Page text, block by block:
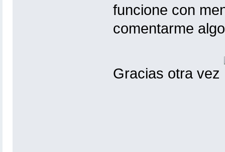
funcione con
comentarme
Gracias otra vez